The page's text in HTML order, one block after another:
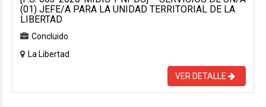
(01) JEFE/A PARA LA UNIDAD TERRITORIAL DE LA
LIBERTAD
Concluido
La Libertad
VER DETALLE